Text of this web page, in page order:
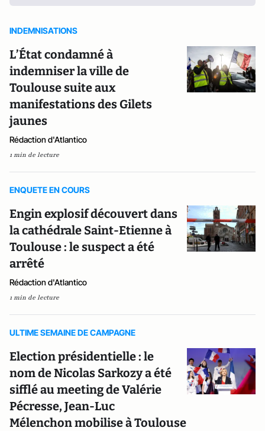
INDEMNISATIONS
L’État condamné à
indemniser la ville de
Toulouse suite aux
manifestations des Gilets
jaunes
Rédaction d'Atlantico
1 min de lecture
ENQUETE EN COURS
Engin explosif découvert dans
la cathédrale Saint-Etienne à
Toulouse : le suspect a été
arrêté
Rédaction d'Atlantico
1 min de lecture
ULTIME SEMAINE DE CAMPAGNE
Election présidentielle : le
nom de Nicolas Sarkozy a été
sifflé au meeting de Valérie
Pécresse, Jean-Luc
Mélenchon mobilise à Toulouse